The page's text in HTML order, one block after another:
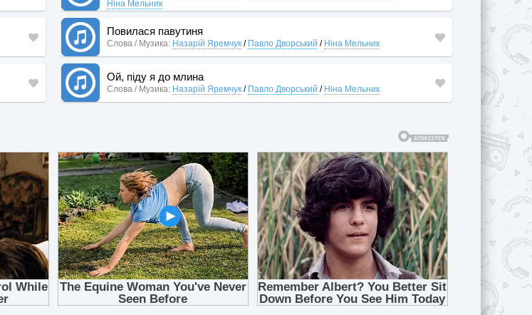
Ніна Мельник
Повилася павутиня
Слова / Музика: Назарій Яремчук / Павло Дворський / Ніна Мельник
Ой, піду я до млина
Слова / Музика: Назарій Яремчук / Павло Дворський / Ніна Мельник